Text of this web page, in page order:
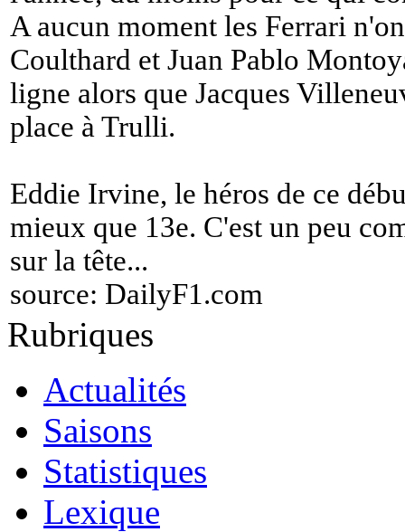
A aucun moment les Ferrari
Coulthard et Juan Pablo
ligne alors que Jacques
place à Trulli.
Eddie Irvine, le héros de ce
mieux que 13e. C'est un peu
sur la tête...
source: DailyF1.com
Rubriques
Actualités
Saisons
Statistiques
Lexique